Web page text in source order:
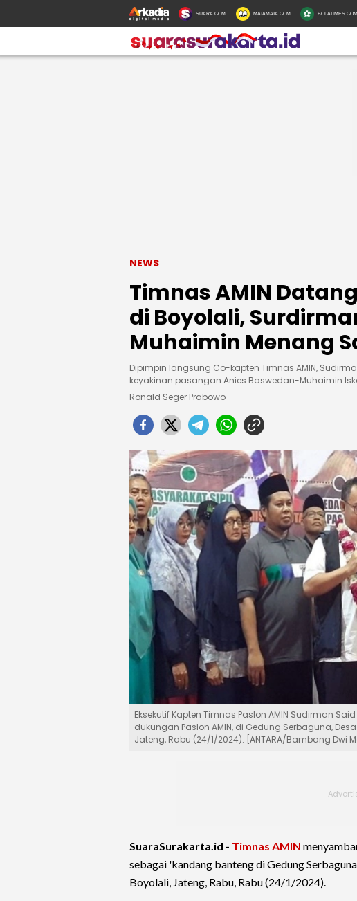
SUARA.COM MATAMATA.COM BOLATIMES.COM
NEWS
Timnas AMIN
di Boyolali,
Muhaimin Menang
Dipimpin langsung Co-kapten Timnas AMIN,
keyakinan pasangan Anies Baswedan-Muhaimin
Ronald Seger Prabowo
Eksekutif Kapten Timnas Paslon AMIN Sudirman
dukungan Paslon AMIN, di Gedung Serbaguna,
Jateng, Rabu (24/1/2024). [ANTARA/Bambang Dwi
SuaraSurakarta.id - Timnas AMIN
sebagai 'kandang banteng di Gedung
Boyolali, Jateng, Rabu, Rabu (24/1/2024).